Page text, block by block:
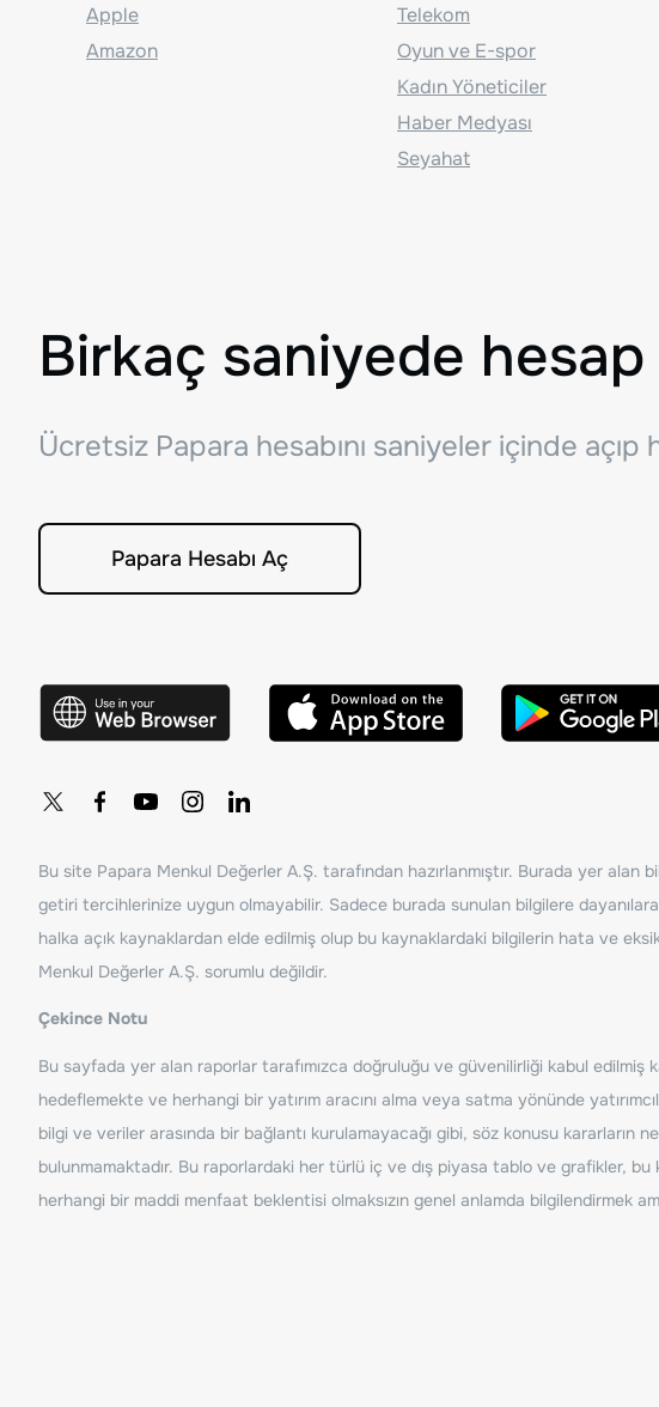
Apple
Amazon
Telekom
Oyun ve E-spor
Kadın Yöneticiler
Haber Medyası
Seyahat
Birkaç saniyede hesap
Ücretsiz Papara hesabını saniyeler içinde
Papara Hesabı Aç
Bu site Papara Menkul Değerler A.Ş. tarafından hazırlanmıştır. Burada yer alan
getiri tercihlerinize uygun olmayabilir. Sadece burada sunulan bilgilere
halka açık kaynaklardan elde edilmiş olup bu kaynaklardaki bilgilerin hata ve
Menkul Değerler A.Ş. sorumlu değildir.
Çekince Notu
Bu sayfada yer alan raporlar tarafımızca doğruluğu ve güvenilirliği kabul edilmiş
hedeflemekte ve herhangi bir yatırım aracını alma veya satma yönünde
bilgi ve veriler arasında bir bağlantı kurulamayacağı gibi, söz konusu kararların
bulunmamaktadır. Bu raporlardaki her türlü iç ve dış piyasa tablo ve grafikler,
herhangi bir maddi menfaat beklentisi olmaksızın genel anlamda bilgilendirmek